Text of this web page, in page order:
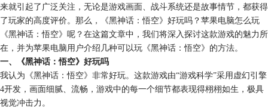
来就引起了广泛关注，无论是游戏画面、战斗系统还是故事情节，都获得
了玩家的高度评价。那么，《黑神话：悟空》好玩吗？苹果电脑怎么玩
《黑神话：悟空》呢？在这篇文章中，我们将深入探讨这款游戏的魅力所
在，并为苹果电脑用户介绍几种可以玩《黑神话：悟空》的方法。
一、《黑神话：悟空》好玩吗
我认为《黑神话：悟空》非常好玩。这款游戏由“游戏科学”采用虚幻引擎
4开发，画面细腻、流畅，游戏中的每一个细节都表现得栩栩如生，极具
视觉冲击力。